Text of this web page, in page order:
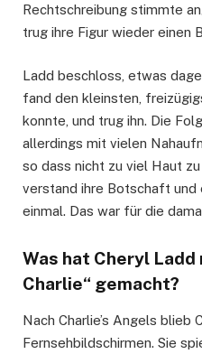
Rechtschreibung stimmte
trug ihre Figur wieder einen
Ladd beschloss, etwas
fand den kleinsten,
konnte, und trug ihn. Die
allerdings mit vielen
so dass nicht zu viel Haut
verstand ihre Botschaft und
einmal. Das war für die
Was hat Cheryl
Charlie“ gemacht?
Nach Charlie’s Angels blieb
Fernsehbildschirmen. Sie